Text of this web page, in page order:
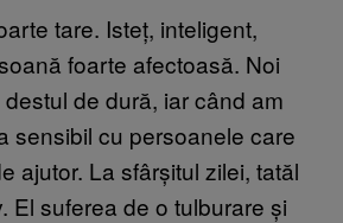
tare. Isteț, inteligent,
foarte afectoasă. Noi
de dură, iar când am
sensibil cu persoanele care
ajutor. La sfârșitul zilei, tatăl
El suferea de o tulburare și